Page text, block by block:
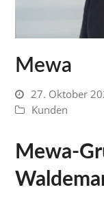
Mewa
27. Oktober
Kunden
Mewa-